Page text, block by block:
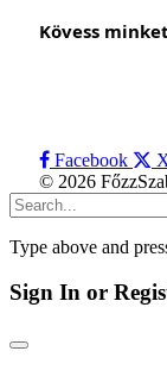
Kövess
Facebook
© 2026
Type above and
Sign In or